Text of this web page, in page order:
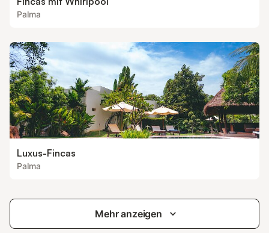
Palma
Luxus-Fincas
Palma
Mehr anzeigen